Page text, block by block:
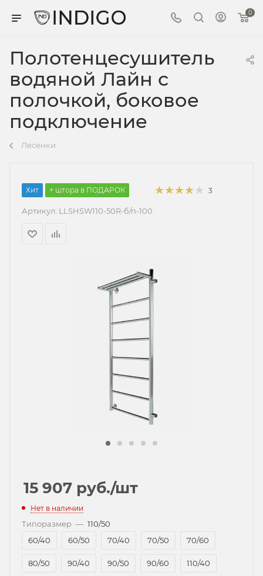
0
Полотенцесушитель
водяной Лайн с
полочкой, боковое
подключение
Лесенки
Хит + штора в ПОДАРОК 3
Артикул: LLSHSW110-50R-б/п-100
15 907 руб./шт
Нет в наличии
Типоразмер — 110/50
60/40
60/50 70/40 70/50 70/60
80/50 90/40 90/50 90/60 110/40